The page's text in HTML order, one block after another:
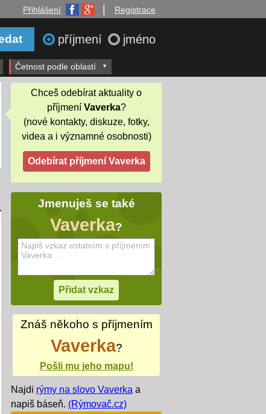
Přihlášení Registrace
příjmení jméno
Četnost podle oblastí
Chceš odebírat aktuality o
příjmení Vaverka?
(nové kontakty, diskuze, fotky,
videa a i významné osobnosti)
Jmenuješ se také
Vaverka?
Znáš někoho s příjmením
Vaverka?
Pošli mu jeho mapu!
Najdi rýmy na slovo Vaverka a
napiš báseň. (Rýmovač.cz)